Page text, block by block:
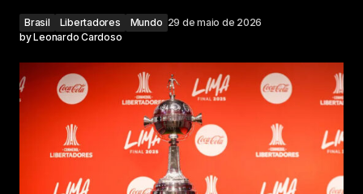
Brasil Libertadores Mundo 29 de maio de 2026
byLeonardo Cardoso